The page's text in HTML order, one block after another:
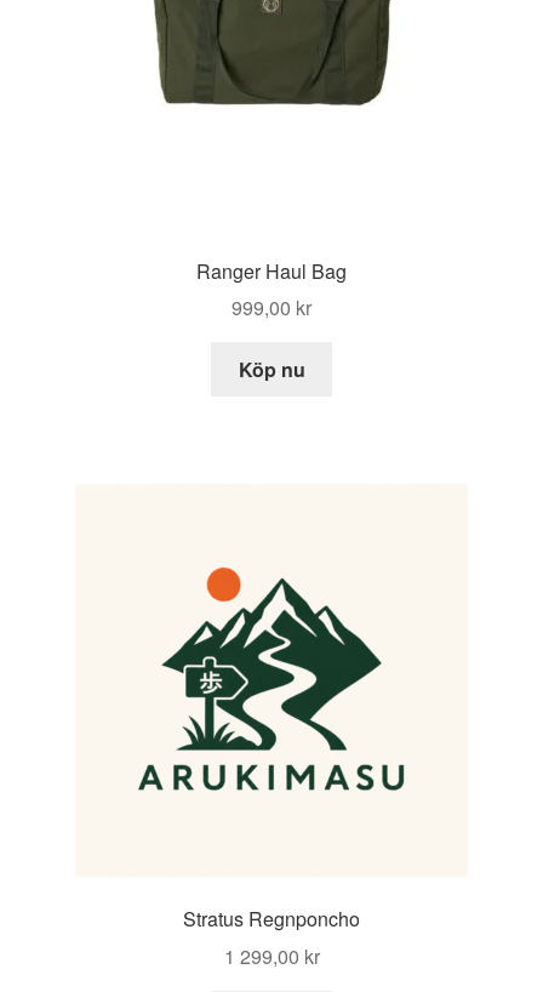
Ranger Haul Bag
999,00 kr
Köp nu
Stratus Regnponcho
1 299,00 kr